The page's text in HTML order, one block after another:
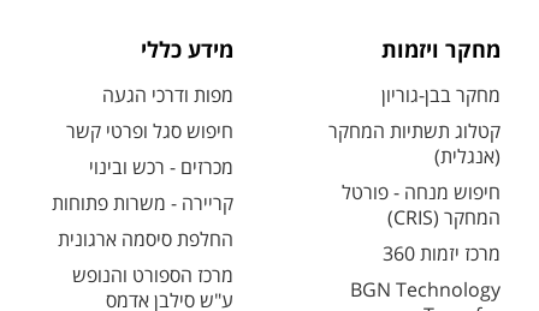
מחקר ויזמות
מחקר בבן-גוריון
קטלוג תשתיות המחקר
(אנגלית)
חיפוש מנחה - פורטל
המחקר (CRIS)
מרכז יזמות 360
BGN Technology
מידע כללי
מפות ודרכי הגעה
חיפוש סגל ופרטי קשר
מכרזים - רכש ובינוי
קריירה - משרות פתוחות
החלפת סיסמה ארגונית
מרכז הספורט והנופש
ע"ש סילבן אדמס